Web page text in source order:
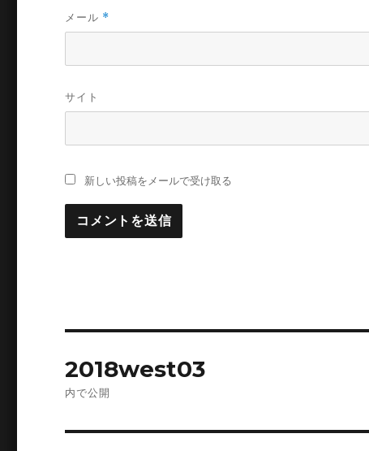
メール *
サイト
新しい投稿をメールで受け取る
稿
2018west03
内で公開